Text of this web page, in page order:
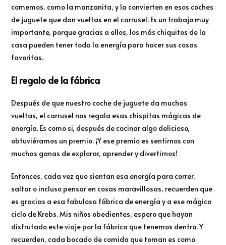
comemos, como la manzanita, y la convierten en esos coches
de juguete que dan vueltas en el carrusel. Es un trabajo muy
importante, porque gracias a ellos, los más chiquitos de la
casa pueden tener toda la energía para hacer sus cosas
favoritas.
El regalo de la fábrica
Después de que nuestro coche de juguete da muchas
vueltas, el carrusel nos regala esas chispitas mágicas de
energía. Es como si, después de cocinar algo delicioso,
obtuviéramos un premio. ¡Y ese premio es sentirnos con
muchas ganas de explorar, aprender y divertirnos!
Entonces, cada vez que sientan esa energía para correr,
saltar o incluso pensar en cosas maravillosas, recuerden que
es gracias a esa fabulosa fábrica de energía y a ese mágico
ciclo de Krebs. Mis niños obedientes, espero que hayan
disfrutado este viaje por la fábrica que tenemos dentro. Y
recuerden, cada bocado de comida que toman es como